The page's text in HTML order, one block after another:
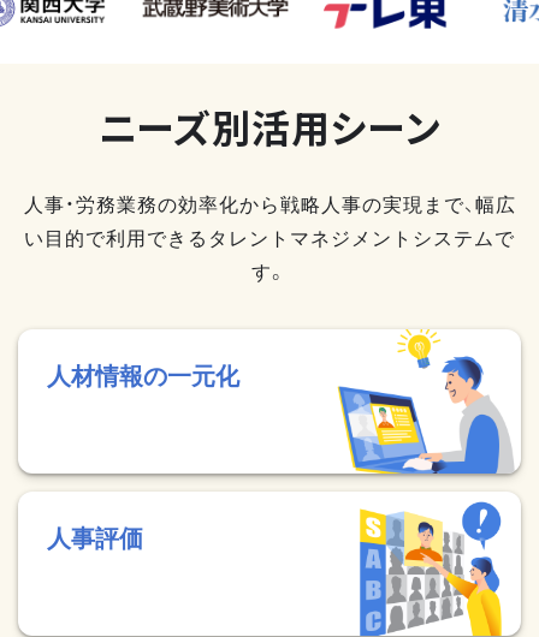
ニーズ別活用シーン
人事・労務業務の効率化から戦略人事の実現まで、幅広
い目的で利用できるタレントマネジメントシステムで
す。
人材情報の一元化
人事評価